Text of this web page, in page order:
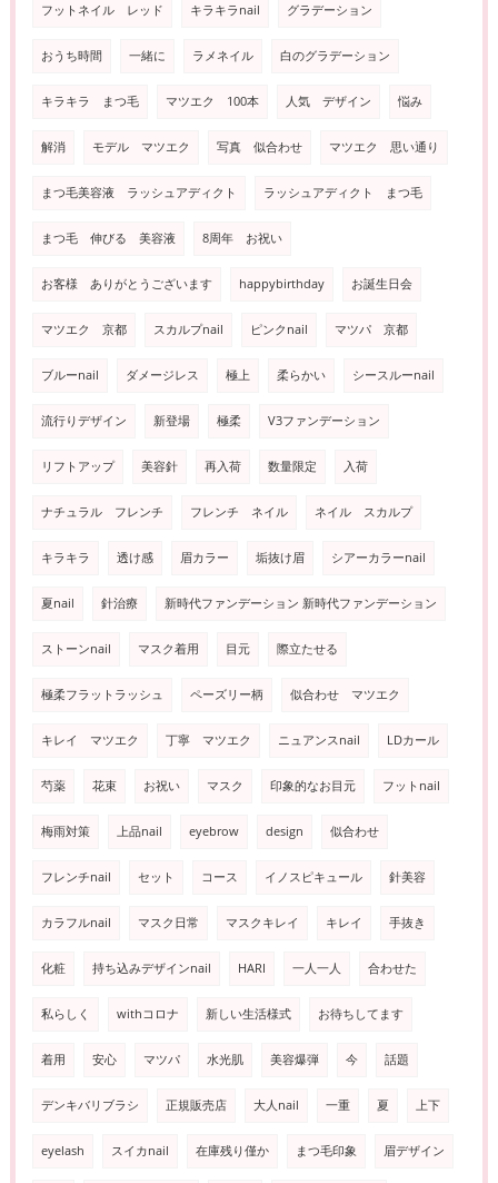
フットネイル レッド キラキラnail グラデーション
おうち時間 一緒に ラメネイル 白のグラデーション
キラキラ まつ毛 マツエク 100本 人気 デザイン 悩み
解消 モデル マツエク 写真 似合わせ マツエク 思い通り
まつ毛美容液 ラッシュアディクト ラッシュアディクト まつ毛
まつ毛 伸びる 美容液 8周年 お祝い
お客様 ありがとうございます happybirthday お誕生日会
マツエク 京都 スカルプnail ピンクnail マツパ 京都
ブルーnail ダメージレス 極上 柔らかい シースルーnail
流行りデザイン 新登場 極柔 V3ファンデーション
リフトアップ 美容針 再入荷 数量限定 入荷
ナチュラル フレンチ フレンチ ネイル ネイル スカルプ
キラキラ 透け感 眉カラー 垢抜け眉 シアーカラーnail
夏nail 針治療 新時代ファンデーション 新時代ファンデーション
ストーンnail マスク着用 目元 際立たせる
極柔フラットラッシュ ペーズリー柄 似合わせ マツエク
キレイ マツエク 丁寧 マツエク ニュアンスnail LDカール
芍薬 花束 お祝い マスク 印象的なお目元 フットnail
梅雨対策 上品nail eyebrow design 似合わせ
フレンチnail セット コース イノスピキュール 針美容
カラフルnail マスク日常 マスクキレイ キレイ 手抜き
化粧 持ち込みデザインnail HARI 一人一人 合わせた
私らしく withコロナ 新しい生活様式 お待ちしてます
着用 安心 マツパ 水光肌 美容爆弾 今 話題
デンキバリブラシ 正規販売店 大人nail 一重 夏 上下
eyelash スイカnail 在庫残り僅か まつ毛印象 眉デザイン